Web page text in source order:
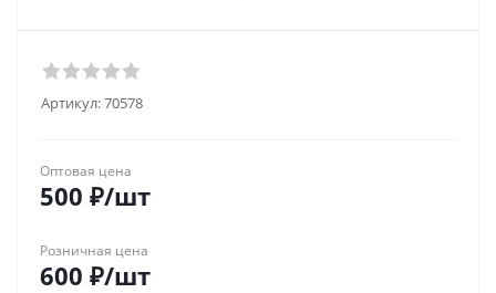
Артикул:70578
Оптовая цена
500 ₽/шт
Розничная цена
600 ₽/шт